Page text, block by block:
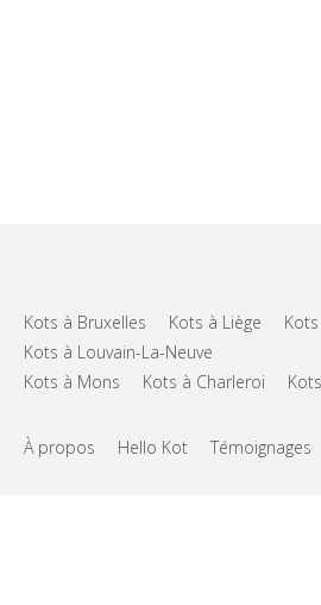
Kots à Bruxelles Kots à Liège
Kots à Louvain-La-Neuve
Kots à Mons
Kots à Charleroi
À propos Hello Kot Témoignages